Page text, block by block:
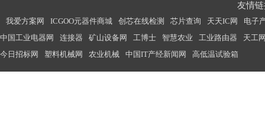
友情
我爱方案网 ICGOO元器件商城 创芯在线检测 芯片查询 天天IC网
电子
中国工业电器网
连接器 矿山设备网 工博士 智慧农业 工业路由器
天工
今日招标网
塑料机械网 农业机械 中国IT产经新闻网 高低温试验箱